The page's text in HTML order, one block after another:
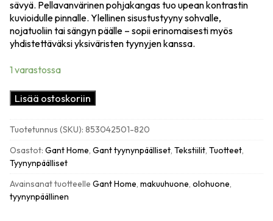
sävyä. Pellavanvärinen pohjakangas tuo upean kontrastin
kuvioidulle pinnalle. Ylellinen sisustustyyny sohvalle,
nojatuoliin tai sängyn päälle – sopii erinomaisesti myös
yhdistettäväksi yksiväristen tyynyjen kanssa.
1 varastossa
Gant
Vis
40x60cm,
peach
bud
Lisää ostoskoriin
Tuotetunnus (SKU): 853042501-820
Osastot: Gant Home, Gant tyynynpäälliset, Tekstiilit, Tuotteet,
Tyynynpäälliset
Avainsanat tuotteelle Gant Home, makuuhuone, olohuone,
tyynynpäällinen